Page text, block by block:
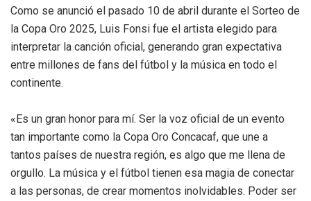
Como se anunció el pasado 10 de abril durante el Sorteo de
la Copa Oro 2025, Luis Fonsi fue el artista elegido para
interpretar la canción oficial, generando gran expectativa
entre millones de fans del fútbol y la música en todo el
continente.
«Es un gran honor para mí. Ser la voz oficial de un evento
tan importante como la Copa Oro Concacaf, que une a
tantos países de nuestra región, es algo que me llena de
orgullo. La música y el fútbol tienen esa magia de conectar
a las personas, de crear momentos inolvidables. Poder ser